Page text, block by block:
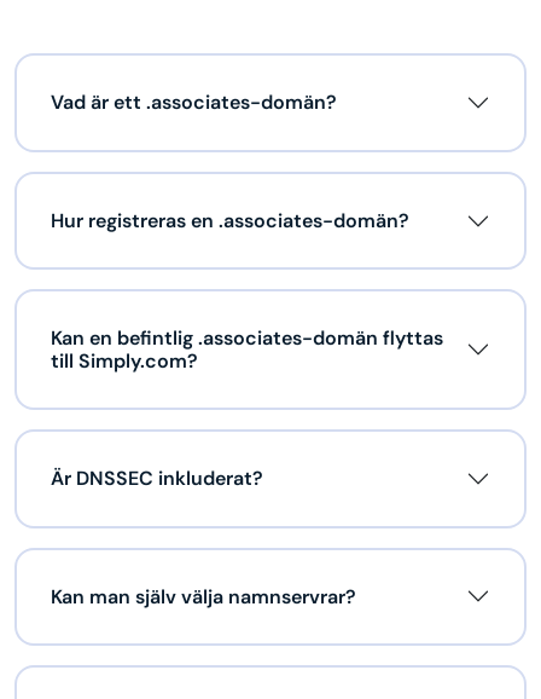
Vad är ett .associates-domän?
Hur registreras en .associates-domän?
Kan en befintlig .associates-domän flyttas
till Simply.com?
Är DNSSEC inkluderat?
Kan man själv välja namnservrar?